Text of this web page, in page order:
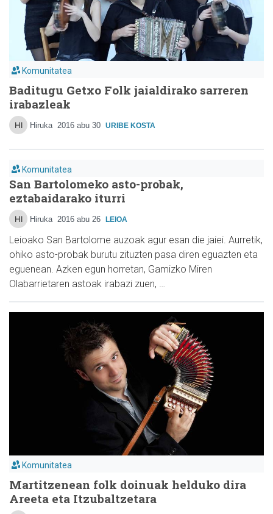
Komunitatea
Baditugu Getxo Folk jaialdirako sarreren
irabazleak
Hiruka 2016 abu 30 URIBE KOSTA
Komunitatea
San Bartolomeko asto-probak,
eztabaidarako iturri
Hiruka 2016 abu 26 LEIOA
Leioako San Bartolome auzoak agur esan die jaiei. Aurretik,
ohiko asto-probak burutu zituzten pasa diren eguazten eta
eguenean. Azken egun horretan, Gamizko Miren
Olabarrietaren astoak irabazi zuen, …
Komunitatea
Martitzenean folk doinuak helduko dira
Areeta eta Itzubaltzetara